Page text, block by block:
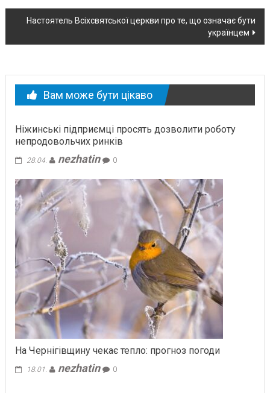
новині
Настоятель Всіхсвятської церкви про те, що означає бути
українцем
Вам може бути цікаво
Ніжинські підприємці просять дозволити роботу
непродовольчих ринків
28.04. nezhatin 0
На Чернігівщину чекає тепло: прогноз погоди
18.01. nezhatin 0